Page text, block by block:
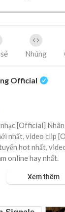
Nhúng
Official
[Official]
nhất, video clip
hot nhất,
online hay nhất.
Xem thêm